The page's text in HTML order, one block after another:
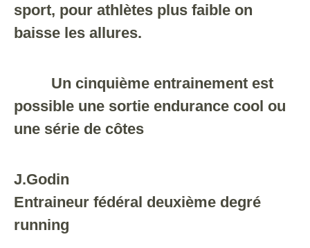
sport, pour athlètes plus faible on
baisse les allures.
Un cinquième entrainement est
possible une sortie endurance cool ou
une série de côtes
J.Godin
Entraineur fédéral deuxième degré
running